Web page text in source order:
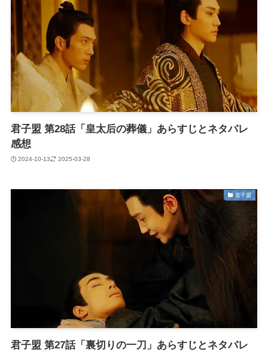
君子盟 第28話「皇太后の葬儀」あらすじとネタバレ
感想
2024-10-13 2025-03-28
君子盟
君子盟 第27話「裏切りの一刀」あらすじとネタバレ